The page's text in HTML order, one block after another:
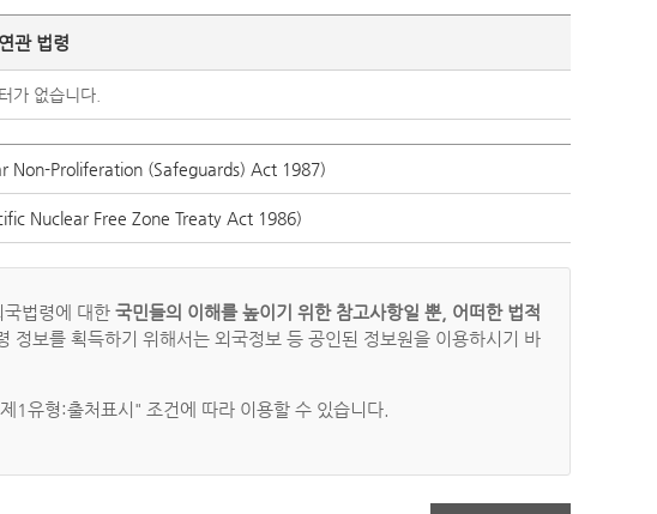
연관 법령
가 없습니다.
Non-Proliferation (Safeguards) Act 1987)
Nuclear Free Zone Treaty Act 1986)
법령에 대한 국민들의 이해를 높이기 위한 참고사항일 뿐, 어떠한 법적
정보를 획득하기 위해서는 외국정보 등 공인된 정보원을 이용하시기 바
1유형:출처표시" 조건에 따라 이용할 수 있습니다.